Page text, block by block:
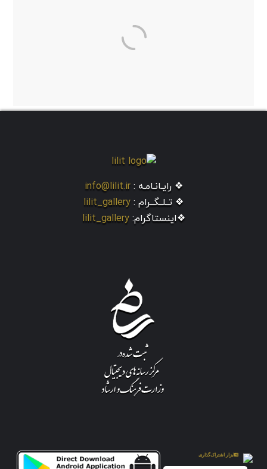
❖ رایـانـامـه : info@lilit.ir
❖ تــلــگــرام : lilit_gallery
❖اینستاگرام: lilit_gallery